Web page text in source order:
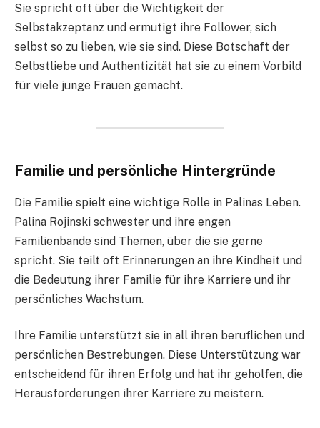
Sie spricht oft über die Wichtigkeit der
Selbstakzeptanz und ermutigt ihre Follower, sich
selbst so zu lieben, wie sie sind. Diese Botschaft der
Selbstliebe und Authentizität hat sie zu einem Vorbild
für viele junge Frauen gemacht.
Familie und persönliche Hintergründe
Die Familie spielt eine wichtige Rolle in Palinas Leben.
Palina Rojinski schwester und ihre engen
Familienbande sind Themen, über die sie gerne
spricht. Sie teilt oft Erinnerungen an ihre Kindheit und
die Bedeutung ihrer Familie für ihre Karriere und ihr
persönliches Wachstum.
Ihre Familie unterstützt sie in all ihren beruflichen und
persönlichen Bestrebungen. Diese Unterstützung war
entscheidend für ihren Erfolg und hat ihr geholfen, die
Herausforderungen ihrer Karriere zu meistern.